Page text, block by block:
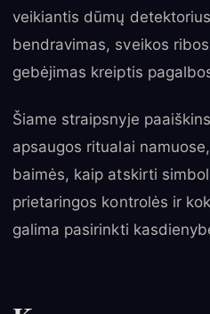
veikiantis dūmų
bendravimas, sveikos
gebėjimas kreiptis
Šiame straipsnyje
apsaugos ritualai
baimės, kaip atskirti
prietaringos kontrolės ir
galima pasirinkti